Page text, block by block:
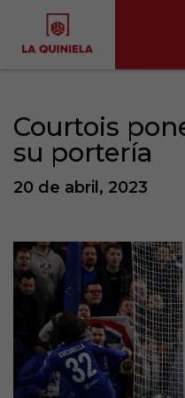
Courtois
su portería
20 de abril, 2023